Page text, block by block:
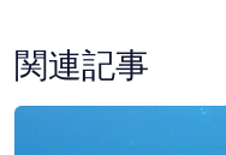
関連記事